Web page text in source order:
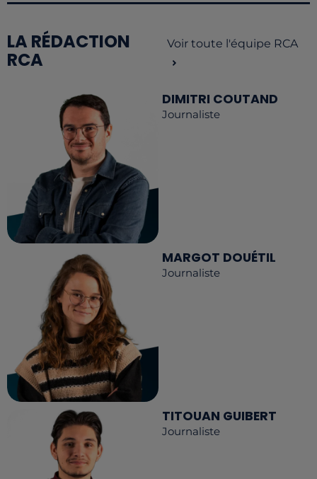
LA RÉDACTION
RCA
Voir toute l'équipe RCA
DIMITRI COUTAND
Journaliste
MARGOT DOUÉTIL
Journaliste
TITOUAN GUIBERT
Journaliste